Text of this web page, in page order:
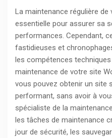
La maintenance régulière
essentielle pour assurer sa
performances. Cependant,
fastidieuses et
les compétences
maintenance de votre site
vous pouvez obtenir un site
performant, sans avoir à
spécialiste de la
les tâches de maintenance
jour de sécurité, les